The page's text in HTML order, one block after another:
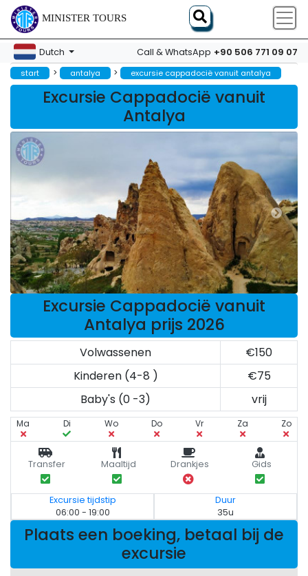
MINISTER TOURS
Dutch Call & WhatsApp +90 506 771 09 07
start > antalya > excursie cappadocië vanuit antalya
Excursie Cappadocië vanuit
Antalya
Excursie Cappadocië vanuit
Antalya prijs 2026
Volwassenen
€150
Kinderen (4-8 )
€75
Baby's (0 -3)
vrij
Ma Di Wo Do Vr Za Zo
Transfer Maaltijd Drankjes Gids
Excursie tijdstip
06:00 - 19:00
Duur
35u
Plaats een boeking, betaal bij de
excursie